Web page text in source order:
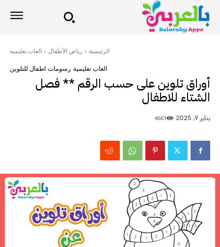
الرئيسية رياض الأطفال العاب تعليمية
العاب تعليمية رسومات اطفال للتلوين
أوراق تلوين على حسب الرقم ** فصل
الشتاء للاطفال
يناير 9, 2025 4661